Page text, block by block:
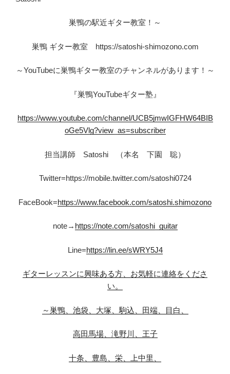
巣鴨の駅近ギター教室！～
巣鴨 ギター教室 https://satoshi-shimozono.com
～YouTubeに巣鴨ギター教室のチャンネルがあります！～
『巣鴨YouTubeギター塾』
https://www.youtube.com/channel/UCB5jmwIGFHW64BIB
oGe5Vlg?view_as=subscriber
担当講師 Satoshi （本名 下園 聡）
Twitter=https://mobile.twitter.com/satoshi0724
FaceBook=https://www.facebook.com/satoshi.shimozono
note→ https://note.com/satoshi_guitar
Line=https://lin.ee/sWRY5J4
ギターレッスンに興味ある方、お気軽に連絡をくださ
い。
～巣鴨、池袋、大塚、駒込、田端、目白、
高田馬場、滝野川、王子
十条、豊島、栄、上中里、